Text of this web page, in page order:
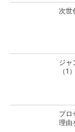
次世
ジャ
（1）
プロ
理由